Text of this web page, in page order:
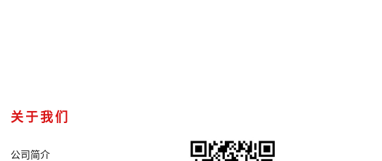
关于我们
公司简介